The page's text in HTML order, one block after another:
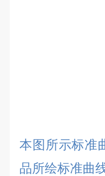
本图所示标准
品所绘标准曲